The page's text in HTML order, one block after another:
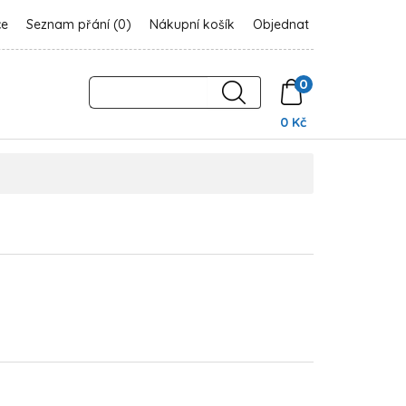
Seznam přání (0) Nákupní košík Objednat
0
0 Kč